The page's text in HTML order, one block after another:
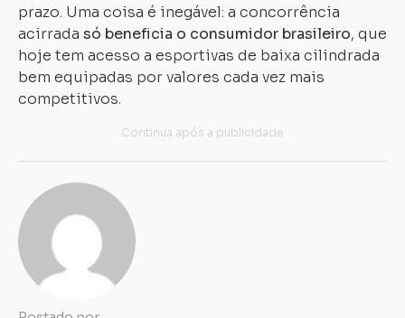
prazo. Uma coisa é inegável: a concorrência
acirrada só beneficia o consumidor brasileiro, que
hoje tem acesso a esportivas de baixa cilindrada
bem equipadas por valores cada vez mais
competitivos.